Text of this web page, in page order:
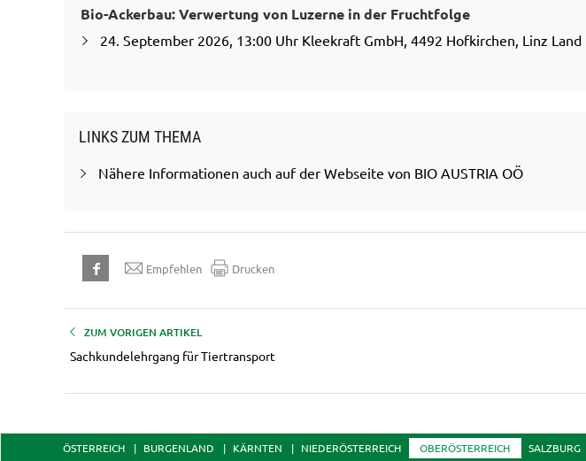
Bio-Ackerbau: Verwertung von Luzerne in der Fruchtfolge
24. September 2026, 13:00 Uhr Kleekraft GmbH, 4492 Hofkirchen, Linz Land
LINKS ZUM THEMA
Nähere Informationen auch auf der Webseite von BIO AUSTRIA OÖ
Empfehlen Drucken
ZUM VORIGEN ARTIKEL
Sachkundelehrgang für Tiertransport
ÖSTERREICH BURGENLAND KÄRNTEN NIEDERÖSTERREICH OBERÖSTERREICH SALZBURG